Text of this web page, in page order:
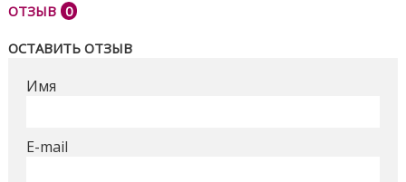
родителей и комфортной для отдыха ребенка.
Новорожденный ребенок будет уютно себя
матрасом и оптимальной циркуляцией воздуха.
избежать перегрева тела в жаркую погоду. Большой
ОТЗЫВ 0
ОСТАВИТЬ ОТЗЫВ
Имя
E-mail